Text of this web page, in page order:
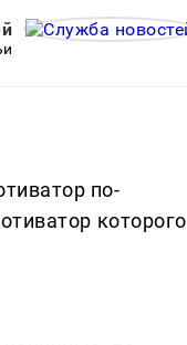
по-
которого